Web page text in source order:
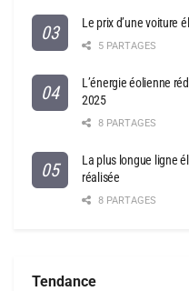
Le prix d’une voiture
5 PARTAGES
L’énergie éolienne
2025
8 PARTAGES
La plus longue ligne
réalisée
8 PARTAGES
Tendance